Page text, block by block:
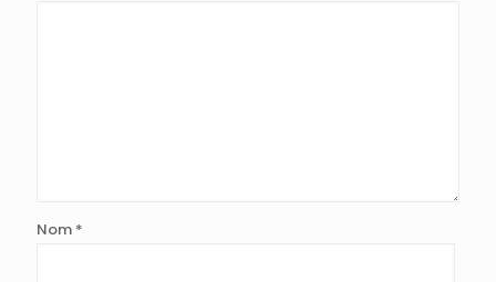
Nom *